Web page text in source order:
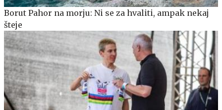
Borut Pahor na morju: Ni se za hvaliti, ampak nekaj
šteje